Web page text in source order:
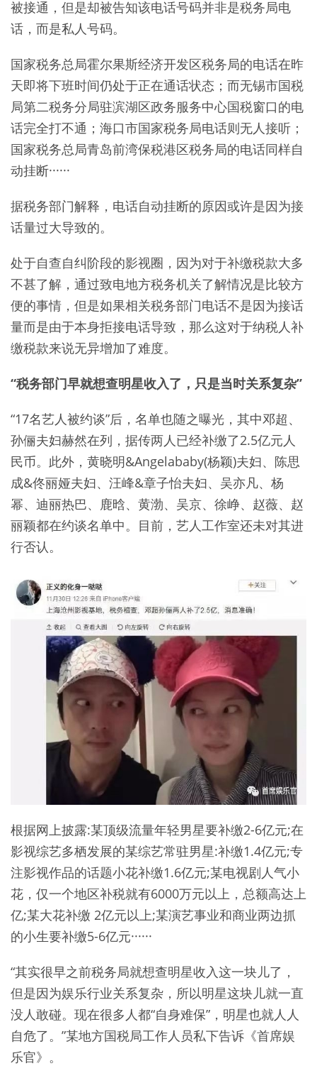
被接通，但是却被告知该电话号码并非是税务局电
话，而是私人号码。
国家税务总局霍尔果斯经济开发区税务局的电话在昨
天即将下班时间仍处于正在通话状态；而无锡市国税
局第二税务分局驻滨湖区政务服务中心国税窗口的电
话完全打不通；海口市国家税务局电话则无人接听；
国家税务总局青岛前湾保税港区税务局的电话同样自
动挂断······
据税务部门解释，电话自动挂断的原因或许是因为接
话量过大导致的。
处于自查自纠阶段的影视圈，因为对于补缴税款大多
不甚了解，通过致电地方税务机关了解情况是比较方
便的事情，但是如果相关税务部门电话不是因为接话
量而是由于本身拒接电话导致，那么这对于纳税人补
缴税款来说无异增加了难度。
“税务部门早就想查明星收入了，只是当时关系复杂”
“17名艺人被约谈”后，名单也随之曝光，其中邓超、
孙俪夫妇赫然在列，据传两人已经补缴了2.5亿元人
民币。此外，黄晓明&Angelababy(杨颖)夫妇、陈思
成&佟丽娅夫妇、汪峰&章子怡夫妇、吴亦凡、杨
幂、迪丽热巴、鹿晗、黄渤、吴京、徐峥、赵薇、赵
丽颖都在约谈名单中。目前，艺人工作室还未对其进
行否认。
根据网上披露:某顶级流量年轻男星要补缴2-6亿元;在
影视综艺多栖发展的某综艺常驻男星:补缴1.4亿元;专
注影视作品的话题小花补缴1.6亿元;某电视剧人气小
花，仅一个地区补税就有6000万元以上，总额高达上
亿;某大花补缴 2亿元以上;某演艺事业和商业两边抓
的小生要补缴5-6亿元······
“其实很早之前税务局就想查明星收入这一块儿了，
但是因为娱乐行业关系复杂，所以明星这块儿就一直
没人敢碰。现在很多人都“自身难保”，明星也就人人
自危了。”某地方国税局工作人员私下告诉《首席娱
乐官》。